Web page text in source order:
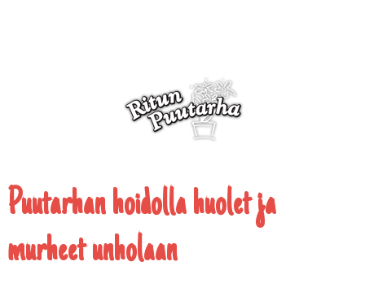
Puutarhan hoidolla huolet ja
murheet unholaan